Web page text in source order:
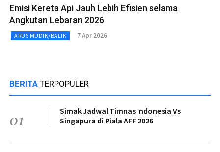
Emisi Kereta Api Jauh Lebih Efisien selama
Angkutan Lebaran 2026
ARUS MUDIK/BALIK 7 Apr 2026
BERITA TERPOPULER
01
Simak Jadwal Timnas Indonesia Vs
Singapura di Piala AFF 2026